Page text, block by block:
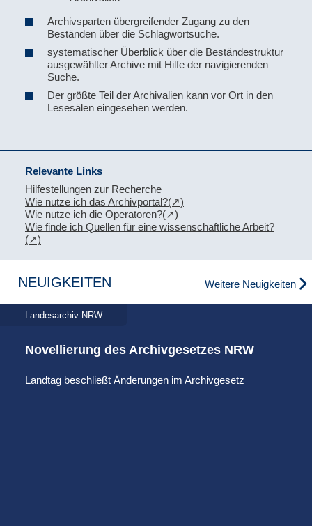
Archivsparten übergreifender Zugang zu den
Beständen über die Schlagwortsuche.
systematischer Überblick über die Beständestruktur
ausgewählter Archive mit Hilfe der navigierenden
Suche.
Der größte Teil der Archivalien kann vor Ort in den
Lesesälen eingesehen werden.
Relevante Links
Hilfestellungen zur Recherche
Wie nutze ich das Archivportal?
Wie nutze ich die Operatoren?
Wie finde ich Quellen für eine wissenschaftliche Arbeit?
NEUIGKEITEN Weitere Neuigkeiten
Landesarchiv NRW
Novellierung des Archivgesetzes NRW
Landtag beschließt Änderungen im Archivgesetz